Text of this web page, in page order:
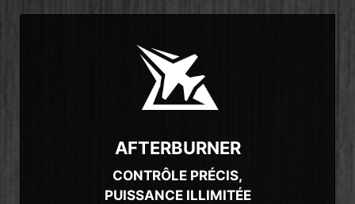
AFTERBURNER
CONTRÔLE PRÉCIS,
PUISSANCE ILLIMITÉE